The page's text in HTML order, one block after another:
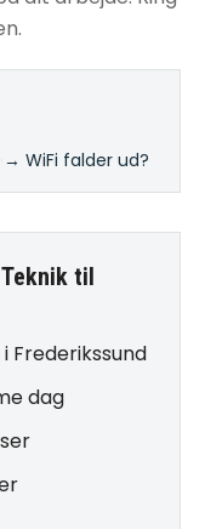
→ WiFi falder ud?
til
Frederikssund
dag